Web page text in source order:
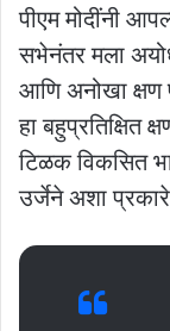
पीएम मोदींनी
सभेनंतर मला
आणि अनोखा क्षण
हा बहुप्रतिक्षित
टिळक विकसित
उर्जेने अशा